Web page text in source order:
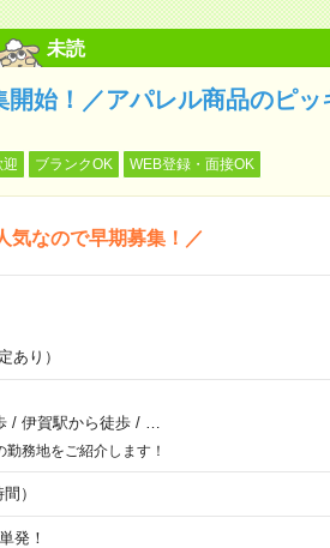
未読
始！／アパレル商品のピッ
迎 ブランクOK WEB登録・面接OK
気なので早期募集！／
あり）
/ 伊賀駅から徒歩/
務地をご紹介します！
）
発！